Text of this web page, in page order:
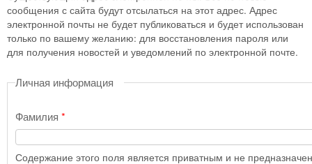
сообщения с сайта будут отсылаться на этот адрес. Адрес
электронной почты не будет публиковаться и будет использован
только по вашему желанию: для восстановления пароля или
для получения новостей и уведомлений по электронной почте.
Личная информация
Фамилия*
Содержание этого поля является приватным и не